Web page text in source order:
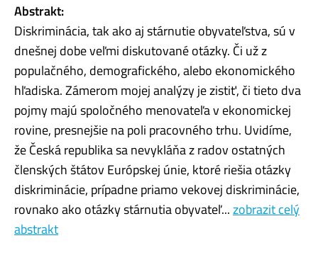
Abstrakt:
Diskriminácia, tak ako aj stárnutie obyvateľstva, sú v
dnešnej dobe veľmi diskutované otázky. Či už z
populačného, demografického, alebo ekonomického
hľadiska. Zámerom mojej analýzy je zistiť, či tieto dva
pojmy majú spoločného menovateľa v ekonomickej
rovine, presnejšie na poli pracovného trhu. Uvidíme,
že Česká republika sa nevykláňa z radov ostatných
členských štátov Európskej únie, ktoré riešia otázky
diskriminácie, prípadne priamo vekovej diskriminácie,
rovnako ako otázky stárnutia obyvateľ...zobrazit celý
abstrakt